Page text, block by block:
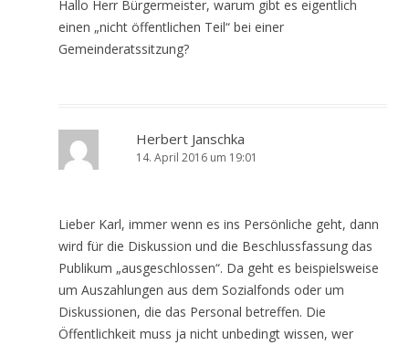
Hallo Herr Bürgermeister, warum gibt es eigentlich
einen „nicht öffentlichen Teil“ bei einer
Gemeinderatssitzung?
Herbert Janschka
14. April 2016 um 19:01
Lieber Karl, immer wenn es ins Persönliche geht, dann
wird für die Diskussion und die Beschlussfassung das
Publikum „ausgeschlossen“. Da geht es beispielsweise
um Auszahlungen aus dem Sozialfonds oder um
Diskussionen, die das Personal betreffen. Die
Öffentlichkeit muss ja nicht unbedingt wissen, wer